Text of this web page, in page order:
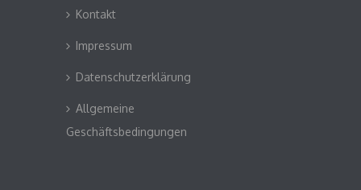
Kontakt
Impressum
Datenschutzerklärung
Allgemeine
Geschäftsbedingungen